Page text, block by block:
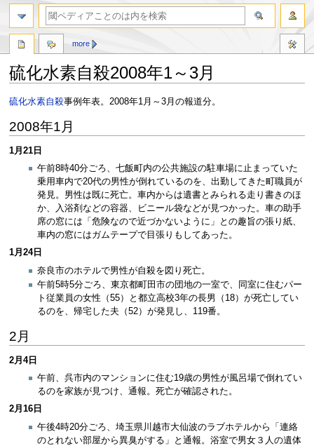
硫化水素自殺2008年1～3月
ナ
ゲ
シ
検
に
動
硫化水素自殺事例年表。2008年1月～3月の報道分。
2008年1月
1月21日
午前8時40分ごろ、七飯町内の公共施設の駐車場に止まっていた
乗用車内で20代の男性が倒れているのを、出勤してきた町職員が
発見。男性は既に死亡。車内からは遺書とみられる走り書きのほ
か、入浴剤などの容器、ビニール袋などが見つかった。車の助手
席の窓には「危険なので近づかないように」との趣旨の張り紙、
車内の窓にはガムテープで目張りもしてあった。
1月24日
奈良市のホテルで男性が自殺を図り死亡。
午前5時5分ごろ、東京都町田市の団地の一室で、同室に住むパー
ト従業員の女性（55）と都立高校3年の長男（18）が死亡してい
るのを、帰宅した夫（52）が発見し、119番。
2月
2月4日
午前、呉市内のマンションに住む19歳の男性が風呂場で倒れてい
るのを家族が見つけ、通報。死亡が確認された。
2月16日
午後4時20分ごろ、埼玉県川越市大仙波のラブホテルから「連絡
のとれない部屋から異臭がする」と通報。浴室で男女３人の遺体
more